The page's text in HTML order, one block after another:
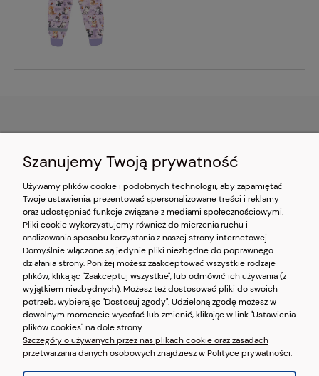
OBSŁUGA KLIENTA
POMOC
MOJE KONTO
pokaż pełną wersję strony
Sklep internetowy Shoper.pl
Szanujemy Twoją prywatność
Używamy plików cookie i podobnych technologii, aby zapamiętać
Twoje ustawienia, prezentować spersonalizowane treści i reklamy
oraz udostępniać funkcje związane z mediami społecznościowymi.
Pliki cookie wykorzystujemy również do mierzenia ruchu i
analizowania sposobu korzystania z naszej strony internetowej.
Domyślnie włączone są jedynie pliki niezbędne do poprawnego
działania strony. Poniżej możesz zaakceptować wszystkie rodzaje
plików, klikając "Zaakceptuj wszystkie", lub odmówić ich używania (z
wyjątkiem niezbędnych). Możesz też dostosować pliki do swoich
potrzeb, wybierając "Dostosuj zgody". Udzieloną zgodę możesz w
dowolnym momencie wycofać lub zmienić, klikając w link "Ustawienia
plików cookies" na dole strony.
Szczegóły o używanych przez nas plikach cookie oraz zasadach
przetwarzania danych osobowych znajdziesz w Polityce prywatności.